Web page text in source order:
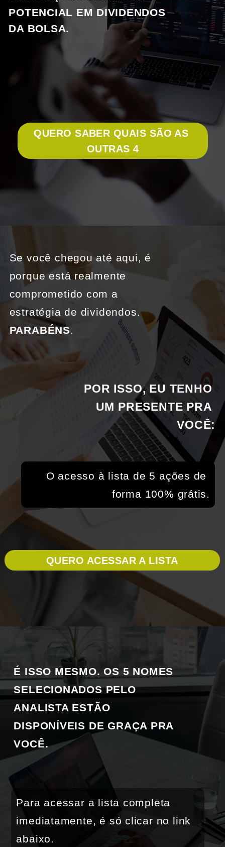
POTENCIAL EM DIVIDENDOS
DA BOLSA.
QUERO SABER QUAIS SÃO AS
OUTRAS 4
POR ISSO, EU TENHO
UM PRESENTE PRA
VOCÊ:
O acesso à lista de 5 ações de
forma 100% grátis.
Se você chegou até aqui, é
porque está realmente
comprometido com a
estratégia de dividendos.
PARABÉNS.
QUERO ACESSAR A LISTA
Para acessar a lista completa
imediatamente, é só clicar no link
abaixo.
É ISSO MESMO. OS 5 NOMES
SELECIONADOS PELO
ANALISTA ESTÃO
DISPONÍVEIS DE GRAÇA PRA
VOCÊ.